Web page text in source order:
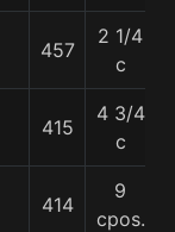
457
2 1/4
c
415
4 3/4
c
414
9
cpos.